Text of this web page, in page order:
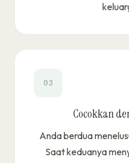
03
Cocokkan
Anda berdua
Saat keduanya